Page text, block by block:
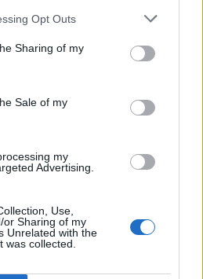
Opt Outs
Sharing of my
Sale of my
my
Advertising.
Use,
or Sharing of my
Unrelated with the
was collected.
Κρήτη από όλες τις ηπείρους,
τους!
την Γιορτή Κρεμμυδιού